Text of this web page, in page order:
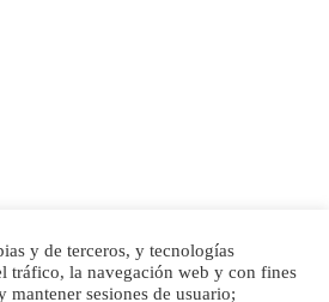
MESA Y LOPEZ
MICROCHIP PERDIDO HOY 06/07/2025 ZONA
y de terceros, y tecnologías
tráfico, la navegación web y con fines
mantener sesiones de usuario;